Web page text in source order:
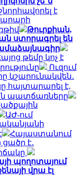
է
Թուրքիան,
ստորագրել են
թեմը կոչ է
Ուզում
կշարունակվեն․
հայտարարել է,
պատճառները
ԱԺ-ում
Հայաստանում
է․
պողոտայում
վրա էլ